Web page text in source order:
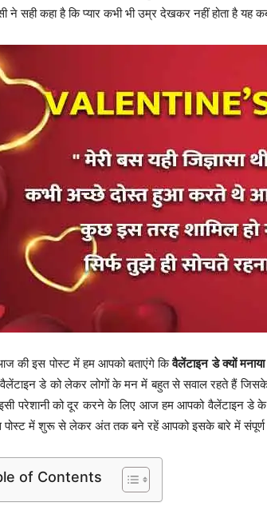
ने सही कहा है कि प्यार कभी भी उम्र देखकर नहीं होता है यह
की इस पोस्ट में हम आपको बताएंगे किवैलेंटाइन डे क्यों मनाया
डे को लेकर लोगों के मन में बहुत से सवाल रहते हैं जिसके
परेशानी को दूर करने के लिए आज हम आपको वैलेंटाइन डे के
में शुरू से लेकर अंत तक बने रहें आपको इसके बारे में संपूर्ण
of Contents